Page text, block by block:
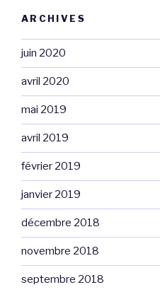
ARCHIVES
juin 2020
avril 2020
mai 2019
avril 2019
février 2019
janvier 2019
décembre 2018
novembre 2018
septembre 2018